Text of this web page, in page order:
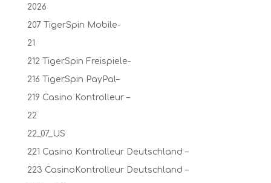
2026
207 TigerSpin Mobile-
21
212 TigerSpin Freispiele-
216 TigerSpin PayPal–
219 Casino Kontrolleur –
22
22_07_US
221 Casino Kontrolleur Deutschland –
223 CasinoKontrolleur Deutschland –